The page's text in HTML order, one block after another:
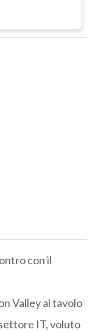
con il
Valley al tavolo
IT, voluto